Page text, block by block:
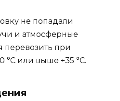
не попадали
и атмосферные
перевозить при
°C или выше +35 °C.